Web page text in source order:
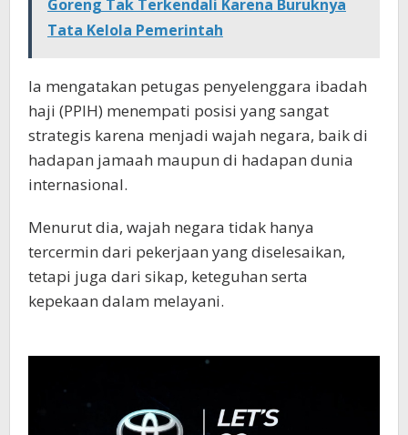
Goreng Tak Terkendali Karena Buruknya
Tata Kelola Pemerintah
Ia mengatakan petugas penyelenggara ibadah
haji (PPIH) menempati posisi yang sangat
strategis karena menjadi wajah negara, baik di
hadapan jamaah maupun di hadapan dunia
internasional.
Menurut dia, wajah negara tidak hanya
tercermin dari pekerjaan yang diselesaikan,
tetapi juga dari sikap, keteguhan serta
kepekaan dalam melayani.